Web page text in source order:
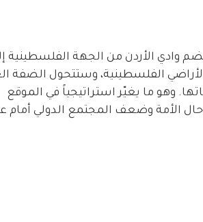
وادي الأردن من الجهة الفلسطينية
الفلسطينية، وستتحول الضفة
وهو ما يغيّر استراتيجياً في الموقع
حال الأمة وضعف المجتمع الدولي أمام